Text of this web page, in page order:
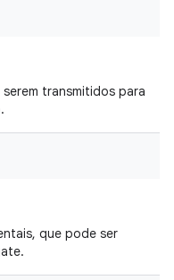
transmitidos para
que pode ser